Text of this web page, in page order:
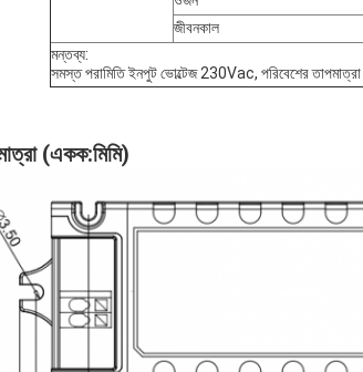
জীবনকাল
মন্তব্য:
সমস্ত পরামিতি ইনপুট ভোল্টেজ 230Vac, পরিবেশের তাপমাত্রা
(একক:মিমি)